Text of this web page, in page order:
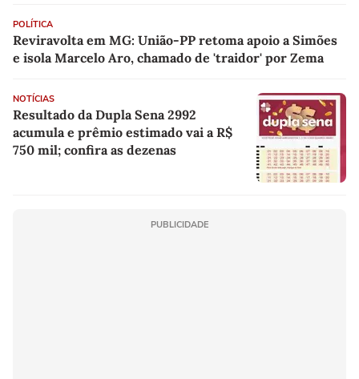
POLÍTICA
Reviravolta em MG: União-PP retoma apoio a Simões
e isola Marcelo Aro, chamado de 'traidor' por Zema
NOTÍCIAS
Resultado da Dupla Sena 2992
acumula e prêmio estimado vai a R$
750 mil; confira as dezenas
PUBLICIDADE